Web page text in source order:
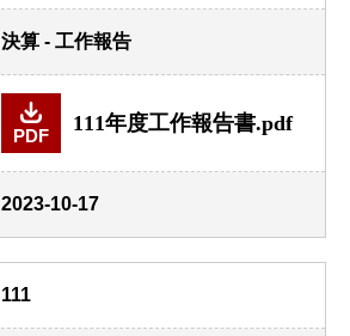
決算 - 工作報告
PDF
111年度工作報告書.pdf
2023-10-17
111